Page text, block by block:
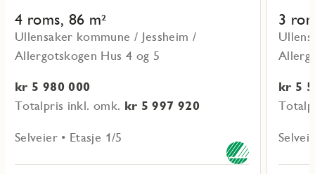
4 roms, 86 m²
Ullensaker kommune / Jessheim /
Allergotskogen Hus 4 og 5
kr 5 980 000
Totalpris inkl. omk. kr 5 997 920
Selveier • Etasje 1/5
3
kr 5